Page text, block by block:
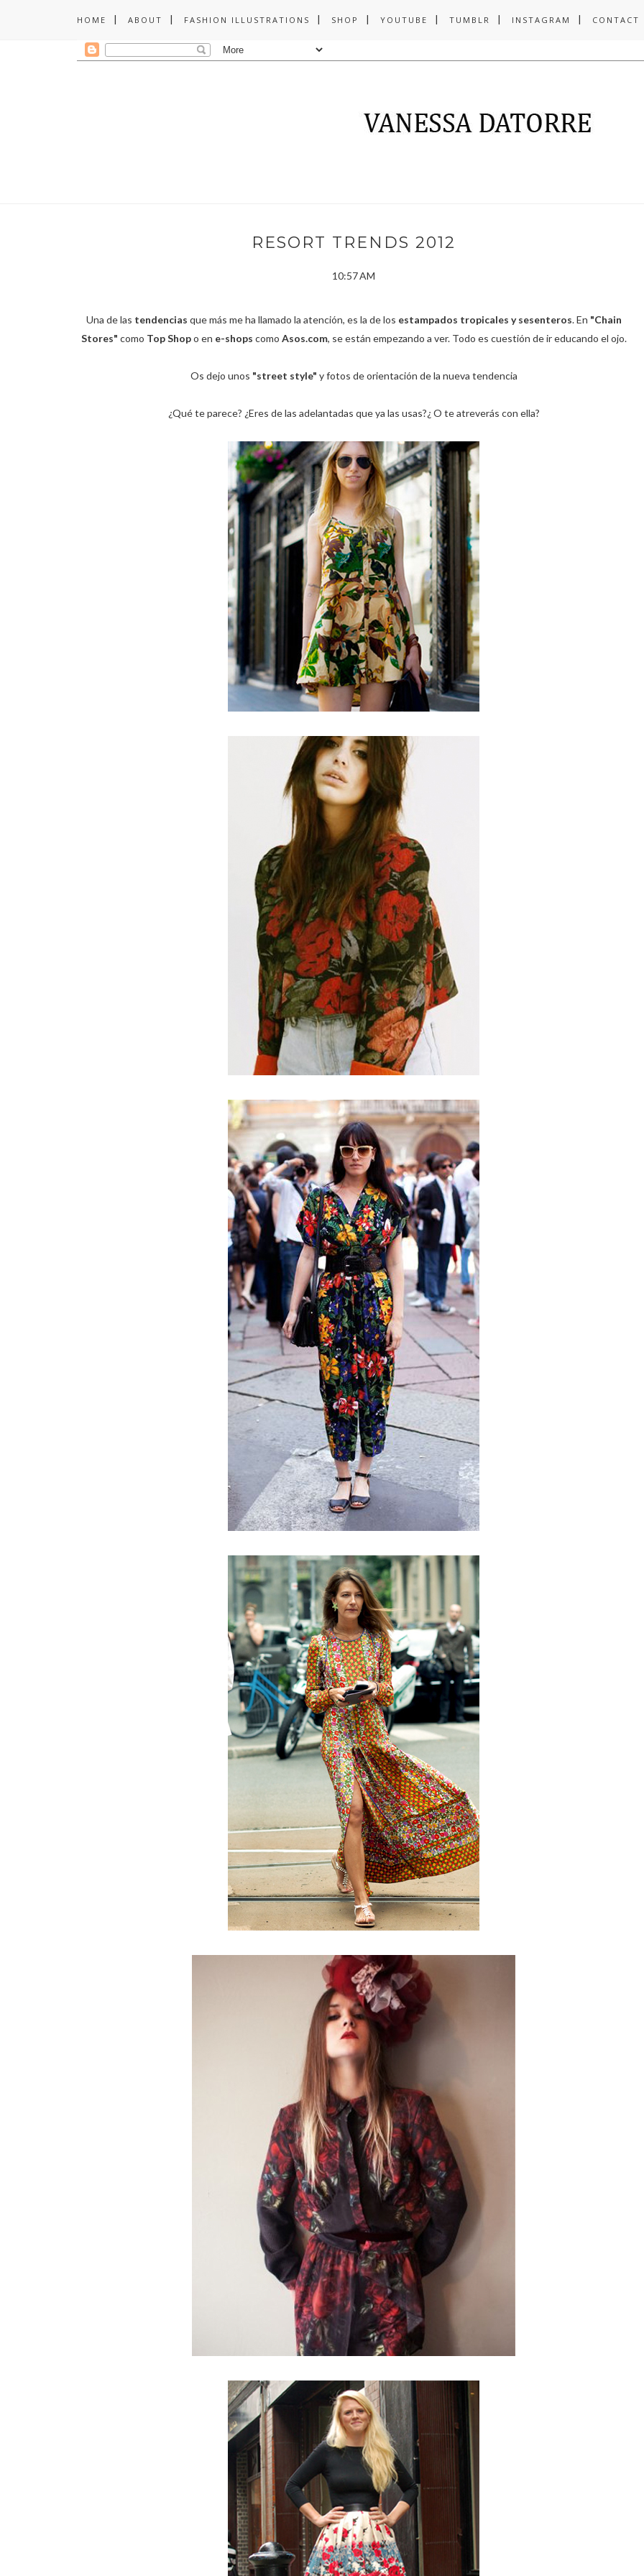
HOME ABOUT FASHION ILLUSTRATIONS SHOP YOUTUBE TUMBLR INSTAGRAM CONTACT
RESORT TRENDS 2012
10:57 AM
Una de las tendencias que más me ha llamado la atención, es la de los estampados tropicales y sesenteros. En "Chain
Stores" como Top Shopo en e-shops como Asos.com, se están empezando a ver. Todo es cuestión de ir educando el ojo.
Os dejo unos "street style" y fotos de orientación de la nueva tendencia
¿Qué te parece? ¿Eres de las adelantadas que ya las usas?¿ O te atreverás con ella?